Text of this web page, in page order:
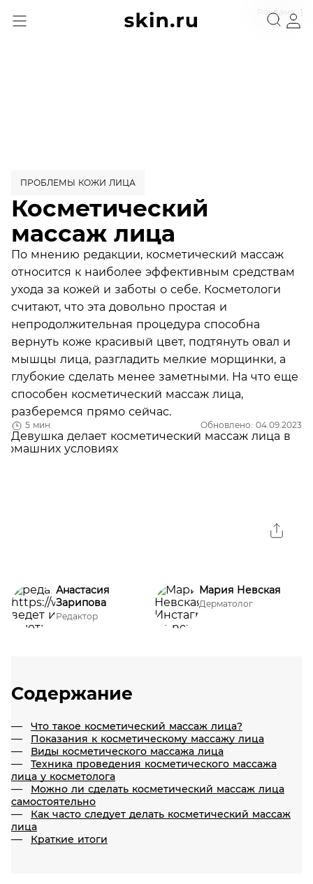
Реклама
5 мин Обновлено: 04.09.2023
ПРОБЛЕМЫ КОЖИ ЛИЦА
Косметический
массаж лица
По мнению редакции, косметический массаж
относится к наиболее эффективным средствам
ухода за кожей и заботы о себе. Косметологи
считают, что эта довольно простая и
непродолжительная процедура способна
вернуть коже красивый цвет, подтянуть овал и
мышцы лица, разгладить мелкие морщинки, а
глубокие сделать менее заметными. На что еще
способен косметический массаж лица,
разберемся прямо сейчас.
Анастасия
Зарипова
Редактор
Мария Невская
Дерматолог
Содержание
Что такое косметический массаж лица?
Показания к косметическому массажу лица
Виды косметического массажа лица
Техника проведения косметического массажа
лица у косметолога
Можно ли сделать косметический массаж лица
самостоятельно
Как часто следует делать косметический массаж
лица
Краткие итоги